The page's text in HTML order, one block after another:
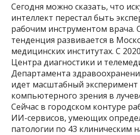
Сегодня можно сказать, что
интеллект перестал быть
рабочим инструментом врача.
тенденция развивается в
медицинских институтах. С
Центра диагностики и
Департамента
идет масштабный
компьютерного зрения в
Сейчас в городском контуре
ИИ-сервисов, умеющих
патологии по 43 клиническим